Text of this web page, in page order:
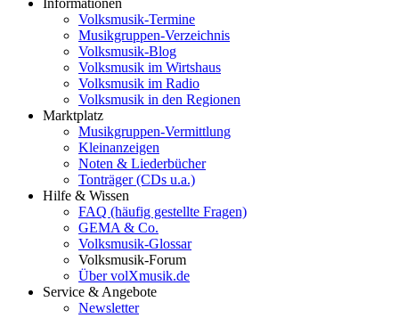
Informationen
Volksmusik-Termine
Musikgruppen-Verzeichnis
Volksmusik-Blog
Volksmusik im Wirtshaus
Volksmusik im Radio
Volksmusik in den Regionen
Marktplatz
Musikgruppen-Vermittlung
Kleinanzeigen
Noten & Liederbücher
Tonträger (CDs u.a.)
Hilfe & Wissen
FAQ (häufig gestellte Fragen)
GEMA & Co.
Volksmusik-Glossar
Volksmusik-Forum
Über volXmusik.de
Service & Angebote
Newsletter